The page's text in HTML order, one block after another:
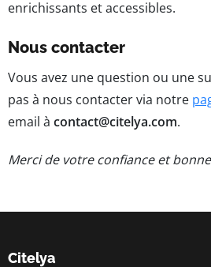
enrichissants et accessibles.
Nous contacter
Vous avez une question ou une
pas à nous contacter via notre
email à contact@citelya.com.
Merci de votre confiance et
Citelya